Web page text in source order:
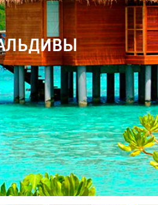
Отправить заявку